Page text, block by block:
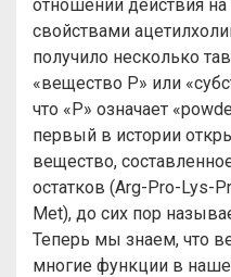
отношении действия
свойствами
получило несколько
«вещество P» или
что «P» означает
первый в истории
вещество,
остатков (Arg-Pro-Lys-
Met), до сих пор
Теперь мы знаем, что
многие функции в